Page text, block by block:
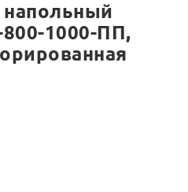
1000-ПП,